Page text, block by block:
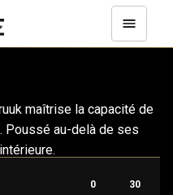
maîtrise la capacité de
Poussé au-delà de ses
0 30